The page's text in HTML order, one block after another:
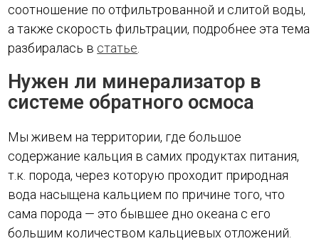
соотношение по отфильтрованной и слитой воды,
а также скорость фильтрации, подробнее эта тема
разбиралась в статье
Нужен ли минерализатор в
системе обратного осмоса
Мы живем на территории, где большое
содержание кальция в самих продуктах питания,
т.к. порода, через которую проходит природная
вода насыщена кальцием по причине того, что
сама порода — это бывшее дно океана с его
большим количеством кальциевых отложений.